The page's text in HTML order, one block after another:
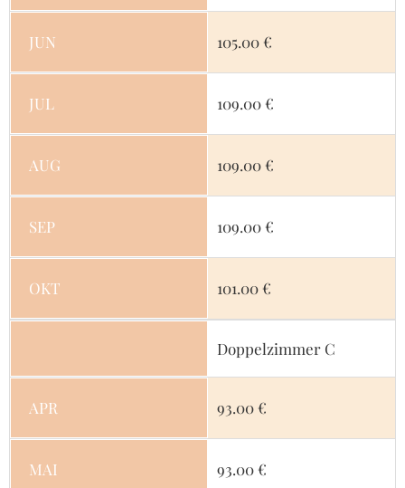
JUN 105.00 €
JUL 109.00 €
AUG 109.00 €
SEP 109.00 €
OKT 101.00 €
Doppelzimmer C
APR 93.00 €
MAI 93.00 €